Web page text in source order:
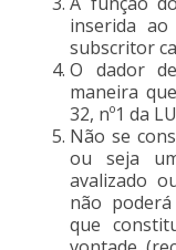
inserida
subscritor
O dador
maneira
32, nº1 da
Não se
ou seja
avalizado
não
que